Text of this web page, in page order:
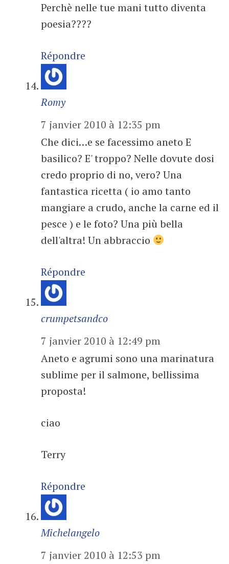
Perchè nelle tue mani tutto diventa
poesia????
Répondre
Romy
7 janvier 2010 à 12:35 pm
Che dici…e se facessimo aneto E
basilico? E' troppo? Nelle dovute dosi
credo proprio di no, vero? Una
fantastica ricetta ( io amo tanto
mangiare a crudo, anche la carne ed il
pesce ) e le foto? Una più bella
dell'altra! Un abbraccio
Répondre
crumpetsandco
7 janvier 2010 à 12:49 pm
Aneto e agrumi sono una marinatura
sublime per il salmone, bellissima
proposta!
ciao
Terry
Répondre
Michelangelo
7 janvier 2010 à 12:53 pm